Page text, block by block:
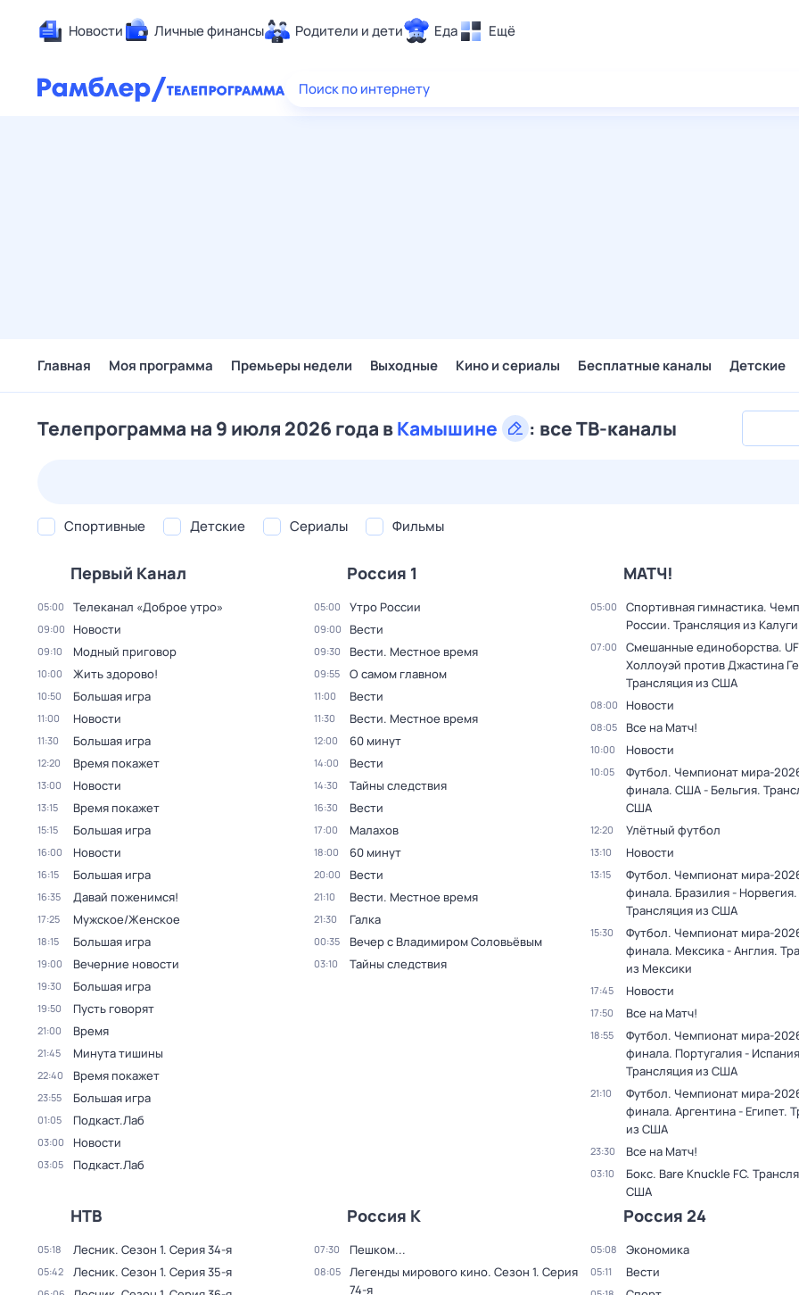
Новости Личные финансы Родители и дети Еда Ещё
Здоровье
Поиск по интернету
Главная Моя программа Премьеры недели Выходные Кино и сериалы Бесплатные каналы Детские
Телепрограмма на 9 июля 2026 года вКамышине : все ТВ-каналы
Спортивные Детские Сериалы Фильмы
Первый Канал
05:00 Телеканал «Доброе утро»
09:00 Новости
09:10 Модный приговор
10:00 Жить здорово!
10:50 Большая игра
11:00 Новости
11:30 Большая игра
12:20 Время покажет
13:00 Новости
13:15 Время покажет
15:15 Большая игра
16:00 Новости
16:15 Большая игра
16:35 Давай поженимся!
17:25 Мужское/Женское
18:15 Большая игра
19:00 Вечерние новости
19:30 Большая игра
19:50 Пусть говорят
21:00 Время
21:45 Минута тишины
22:40 Время покажет
23:55 Большая игра
01:05 Подкаст.Лаб
03:00 Новости
03:05 Подкаст.Лаб
Россия 1
05:00 Утро России
09:00 Вести
09:30 Вести. Местное время
09:55 О самом главном
11:00 Вести
11:30 Вести. Местное время
12:00 60 минут
14:00 Вести
14:30 Тайны следствия
16:30 Вести
17:00 Малахов
18:00 60 минут
20:00 Вести
21:10 Вести. Местное время
21:30 Галка
00:35 Вечер с Владимиром Соловьёвым
03:10 Тайны следствия
МАТЧ!
05:00
Спортивная гимнастика.
России. Трансляция из Калуги
07:00
Смешанные единоборства.
Холлоуэй против Джастина
Трансляция из США
08:00 Новости
08:05 Все на Матч!
10:00 Новости
10:05
Футбол. Чемпионат мира-
финала. США - Бельгия.
США
12:20 Улётный футбол
13:10 Новости
13:15
Футбол. Чемпионат мира-
финала. Бразилия - Норвегия.
Трансляция из США
15:30
Футбол. Чемпионат мира-
финала. Мексика - Англия.
из Мексики
17:45 Новости
17:50 Все на Матч!
18:55
Футбол. Чемпионат мира-
финала. Португалия -
Трансляция из США
21:10
Футбол. Чемпионат мира-
финала. Аргентина - Египет.
из США
23:30 Все на Матч!
03:10
Бокс. Bare Knuckle FC.
США
НТВ
05:18 Лесник. Сезон 1. Серия 34-я
05:42 Лесник. Сезон 1. Серия 35-я
Россия К
07:30 Пешком...
08:05 Легенды мирового кино. Сезон 1. Серия
74-я
Россия 24
05:08 Экономика
05:11 Вести